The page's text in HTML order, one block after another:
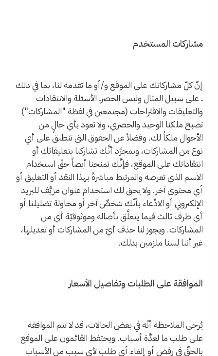
مشاركات المستخدم
إنّ كلّ مشاركاتك على الموقع و/أو ما تقدمه لنا، بما في ذلك
ــ على سبيل المثال وليس الحصرــ الأسئلة والانتقادات
والتعليقات والاقتراحات (مجتمعين في لفظة "المشاركات")
تصبح ملكنا الوحيد والحصري، ولا تعود بأي حالٍ من
الأحوال ملكاً لك. وفضلاً عن الحقوق التي تنطبق على أي
نوع من المشاركات، وبمجرَّد أنَّك تشاركنا بتعليقاتك أو
انتقاداتك على الموقع، فإنَّك تمنحنا أيضاً حقّ استخدام
الاسم الذي تعرضه والمرتبط مباشرةً بهذا النقد أو التعليق أو
أي محتوى آخر. ولا يحق لك استخدام عنوان مزيَّف للبريد
الإلكتروني أو الادِّعاء بأنّك شخصٌ آخر أو محاولة تضليلنا أو
أي طرف ثالث فيما يتعلَّق بأصالة وموثوقيّة أي من
المشاركات. ويجوز لنا حذف أيّ من المشاركات أو تعديلها،
غير أننا لسنا ملزمين بذلك.
الموافقة على الطلبات وتفاصيل الأسعار
يُرجى الملاحظة أنّه في بعض الحالات، قد لا تتم الموافقة
على طلب ما لعدَّة أسباب. ويحتفظ القائمون على الموقع
بالحقّ في رفض أو إلغاء أي طلب لأي سببٍ من الأسباب